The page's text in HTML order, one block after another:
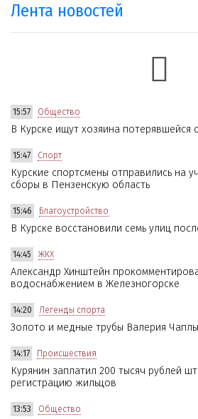
Лента новостей
15:57 Общество
В Курске ищут хозяина потерявшейся
15:47 Спорт
Курские спортсмены отправились на
сборы в Пензенскую область
15:46 Благоустройство
В Курске восстановили семь улиц
14:45 ЖКХ
Александр Хинштейн
водоснабжением в Железногорске
14:20 Легенды спорта
Золото и медные трубы Валерия
14:17 Происшествия
Курянин заплатил 200 тысяч рублей
регистрацию жильцов
13:53 Общество